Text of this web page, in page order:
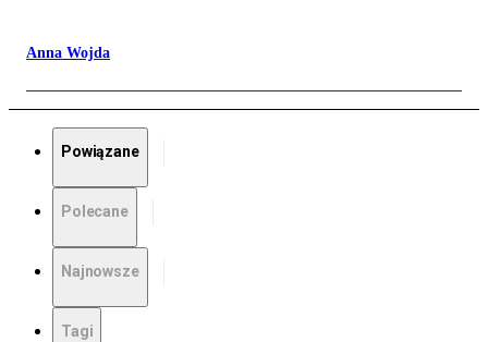
Anna Wojda
Powiązane
Polecane
Najnowsze
Tagi